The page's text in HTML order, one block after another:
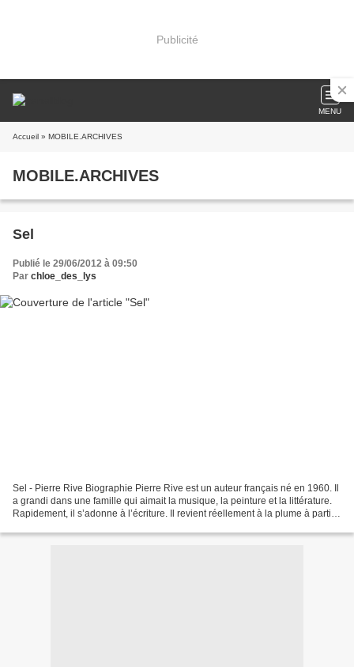
Publicité
MENU
Accueil » MOBILE.ARCHIVES
MOBILE.ARCHIVES
Sel
Publié le 29/06/2012 à 09:50
Par chloe_des_lys
Sel - Pierre Rive Biographie Pierre Rive est un auteur français né en 1960. Il
a grandi dans une famille qui aimait la musique, la peinture et la littérature.
Rapidement, il s’adonne à l’écriture. Il revient réellement à la plume à partir